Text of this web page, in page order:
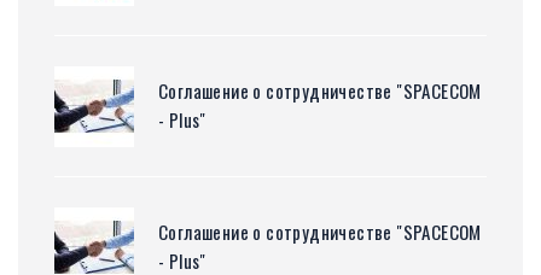
Соглашение о сотрудничестве "SPACECOM
- Plus"
Соглашение о сотрудничестве "SPACECOM
- Plus"